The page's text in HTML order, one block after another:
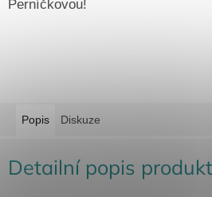
Perníčkovou!
Popis Diskuze
Detailní popis